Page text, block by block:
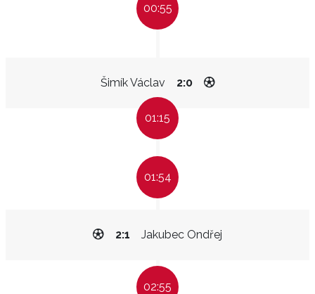
00:55
Šimík Václav 2:0
01:15
01:54
Jakubec Ondřej
2:1
02:55